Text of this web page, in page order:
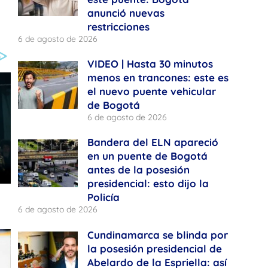
anunció nuevas
restricciones
6 de agosto de 2026
VIDEO | Hasta 30 minutos
menos en trancones: este es
el nuevo puente vehicular
de Bogotá
6 de agosto de 2026
Bandera del ELN apareció
en un puente de Bogotá
antes de la posesión
presidencial: esto dijo la
Policía
6 de agosto de 2026
Cundinamarca se blinda por
la posesión presidencial de
Abelardo de la Espriella: así